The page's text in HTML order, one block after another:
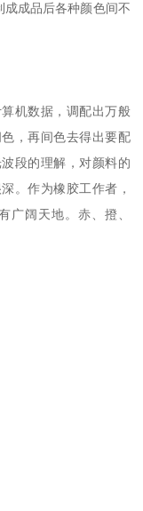
成品后各种颜色间不
机数据，调配出万般
，再间色去得出要配
段的理解，对颜料的
。作为橡胶工作者，
广阔天地。赤、撜、